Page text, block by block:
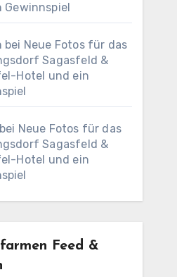
Gewinnspiel
bei Neue Fotos für das
Sagasfeld &
Hotel und ein
bei Neue Fotos für das
Sagasfeld &
Hotel und ein
Feed &